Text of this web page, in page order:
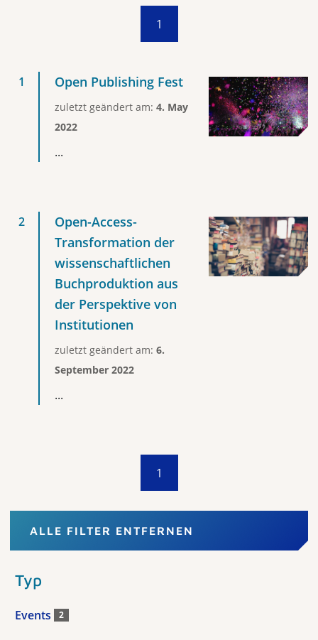
1
Open Publishing Fest
zuletzt geändert am: 4. May
2022
...
Open-Access-
Transformation der
wissenschaftlichen
Buchproduktion aus
der Perspektive von
Institutionen
zuletzt geändert am: 6.
September 2022
...
1
ALLE FILTER ENTFERNEN
Typ
Events 2